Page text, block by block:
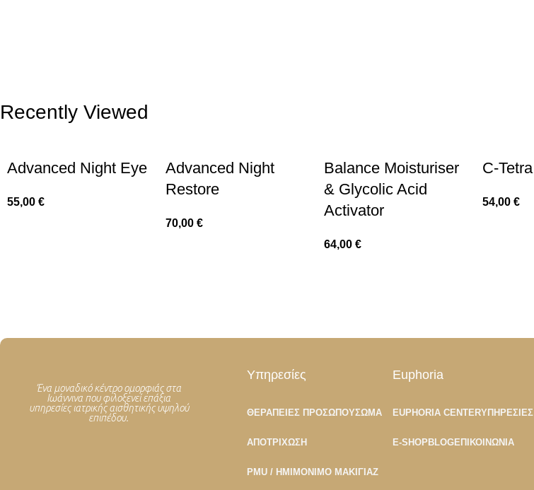
Recently Viewed
Advanced Night Eye
55,00 €
Advanced Night
Restore
70,00 €
Balance Moisturiser
& Glycolic Acid
Activator
64,00 €
C-Tetra
54,00 €
Ένα μοναδικό κέντρο ομορφιάς στα
Ιωάννινα που φιλοξενεί επάξια
υπηρεσίες ιατρικής αισθητικής υψηλού
επιπέδου.
Υπηρεσίες
ΘΕΡΑΠΕΊΕΣ ΠΡΟΣΏΠΟΥΣΏΜΑ
ΑΠΟΤΡΊΧΩΣΗ
PMU / ΗΜΙΜΌΝΙΜΟ ΜΑΚΙΓΙΆΖ
Euphoria
EUPHORIA CENTERΥΠΗΡΕΣΊΕΣ
E-SHOP BLOGΕΠΙΚΟΙΝΩΝΊΑ